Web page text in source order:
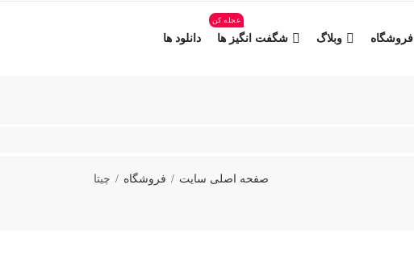
فروشگاه وبلاگ شگفت انگیز ها
عجله کن
دانلود ها
صفحه اصلی سایت فروشگاه چیتا